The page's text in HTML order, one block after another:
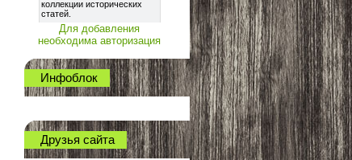
Для добавления
необходима авторизация
Инфоблок
Друзья сайта